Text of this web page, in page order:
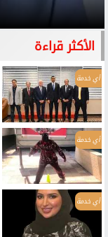
الأكثر قراءة
أي خدمة
أي خدمة
أي خدمة